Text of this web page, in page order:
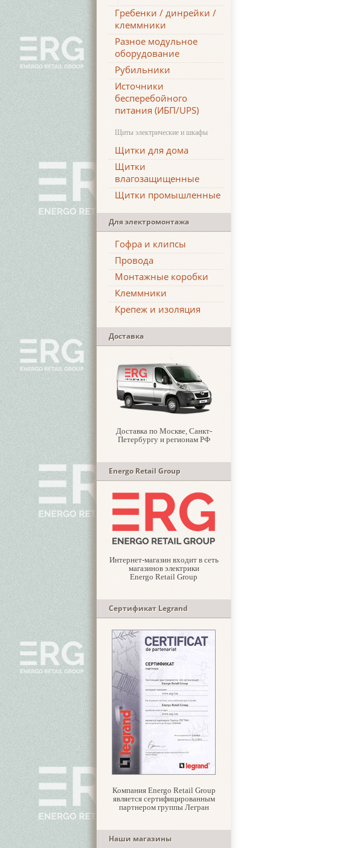
Гребенки / динрейки /
клеммники
Разное модульное
оборудование
Рубильники
Источники
бесперебойного
питания (ИБП/UPS)
Щиты электрические и шкафы
Щитки для дома
Щитки
влагозащищенные
Щитки промышленные
Для электромонтажа
Гофра и клипсы
Провода
Монтажные коробки
Клеммники
Крепеж и изоляция
Доставка
Доставка по Москве, Санкт-
Петербургу и регионам РФ
Energo Retail Group
Интернет-магазин входит в сеть
магазинов электрики
Energo Retail Group
Сертификат Legrand
Компания Energo Retail Group
является сертифицированным
партнером группы Легран
Наши магазины